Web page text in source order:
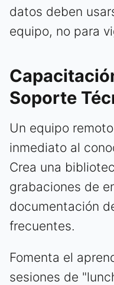
datos deben
equipo, no para
Soporte
Un equipo
inmediato al
Crea una
grabaciones de
documentación
frecuentes.
Fomenta el
sesiones de